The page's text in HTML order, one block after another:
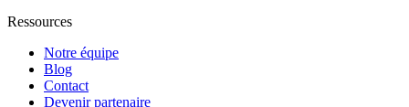
Ressources
Notre équipe
Blog
Contact
Devenir partenaire